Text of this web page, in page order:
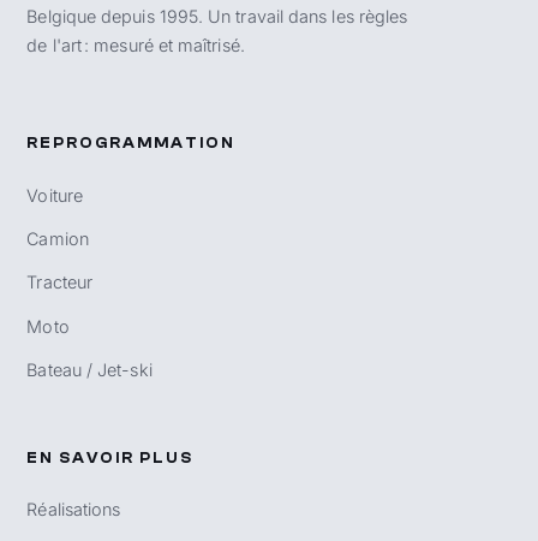
Belgique depuis 1995. Un travail dans les règles
de l'art : mesuré et maîtrisé.
REPROGRAMMATION
Voiture
Camion
Tracteur
Moto
Bateau / Jet-ski
EN SAVOIR PLUS
Réalisations